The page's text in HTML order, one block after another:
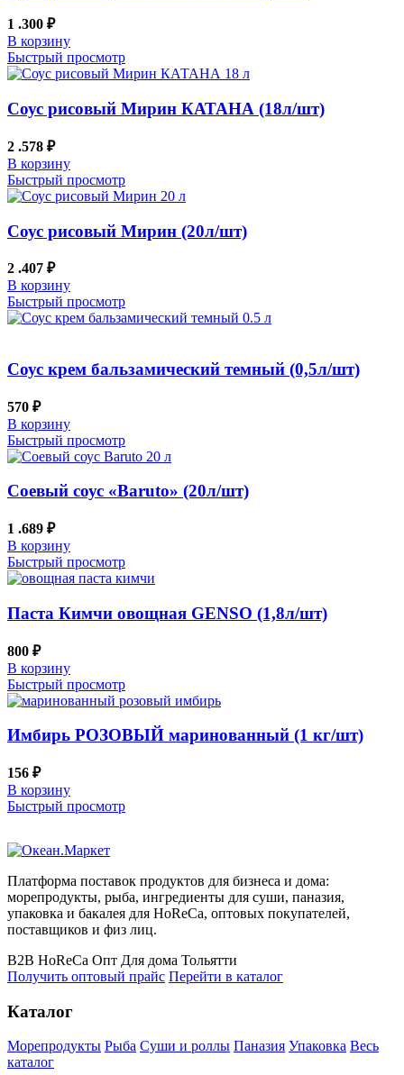
1 .300 ₽
В корзину
Быстрый просмотр
Соус рисовый Мирин КАТАНА (18л/шт)
2 .578 ₽
В корзину
Быстрый просмотр
Соус рисовый Мирин (20л/шт)
2 .407 ₽
В корзину
Быстрый просмотр
Соус крем бальзамический темный (0,5л/шт)
570 ₽
В корзину
Быстрый просмотр
Соевый соус «Baruto» (20л/шт)
1 .689 ₽
В корзину
Быстрый просмотр
Паста Кимчи овощная GENSO (1,8л/шт)
800 ₽
В корзину
Быстрый просмотр
Имбирь РОЗОВЫЙ маринованный (1 кг/шт)
156 ₽
В корзину
Быстрый просмотр
Платформа поставок продуктов для бизнеса и дома:
морепродукты, рыба, ингредиенты для суши, паназия,
упаковка и бакалея для HoReCa, оптовых покупателей,
поставщиков и физ лиц.
B2B HoReCa Опт Для дома Тольятти
Получить оптовый прайс Перейти в каталог
Каталог
Морепродукты Рыба Суши и роллы Паназия Упаковка Весь
каталог